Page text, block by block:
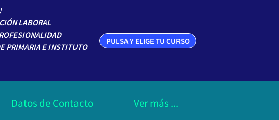
LABORAL
PRIMARIA E INSTITUTO
PULSA Y ELIGE TU CURSO
Datos de Contacto
Ver más ...